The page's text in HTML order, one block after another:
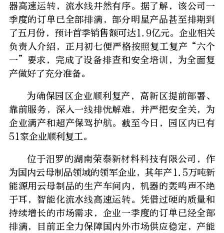
器高速运转，流水线井然有序。据了解，该公司一
季度的订单已全部排满，部分明星产品甚至排期到
了五月份，预计首季销售额可达1.9亿元。企业相关
负责人介绍，正月初七便严格按照复工复产“六个
一”要求，完成了设备排查和安全培训，为全面复
产做好了充分准备。
为确保园区企业顺利复产，高新区提前部署、
靠前服务，深入一线排忧解难，并严把安全关，为
企业满产和超产保驾护航。截至今日，园区内已有
51家企业顺利复工。
位于汨罗的湖南荣泰新材料科技有限公司，作
为国内云母制品领域的领军企业，其年产1.5万吨新
能源用云母制品的生产车间内，机器的轰鸣声不绝
于耳，智能化流水线高速运转。凭借过硬的质量和
持续增长的市场需求，企业一季度的订单已经全部
排满，目前正全力保障国内外市场供应稳定，产能